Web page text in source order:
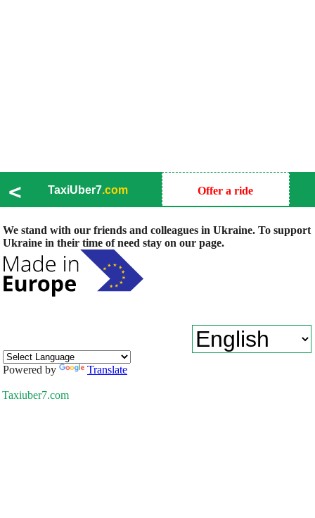
< TaxiUber7.com Offer a ride
We stand with our friends and colleagues in Ukraine. To support
Ukraine in their time of need stay on our page.
Powered by Translate
Taxiuber7.com